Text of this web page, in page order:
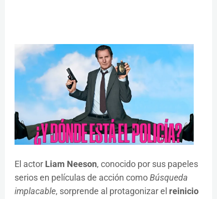
El actor Liam Neeson, conocido por sus papeles
serios en películas de acción comoBúsqueda
implacable, sorprende al protagonizar el reinicio